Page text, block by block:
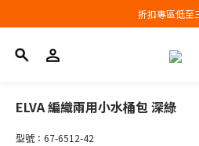
會員結帳新品滿3000現抵
折扣專區低至
ELVA 編織兩用小水桶包 深綠
型號：67-6512-42